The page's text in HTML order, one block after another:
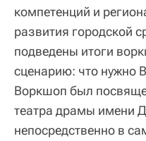
компетенций и
развития городской
подведены итоги
сценарию: что нужно
Воркшоп был
театра драмы имени
непосредственно в